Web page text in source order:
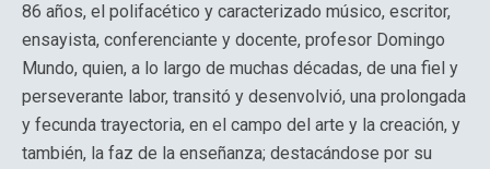
86 años, el polifacético y caracterizado músico, escritor,
ensayista, conferenciante y docente, profesor Domingo
Mundo, quien, a lo largo de muchas décadas, de una fiel y
perseverante labor, transitó y desenvolvió, una prolongada
y fecunda trayectoria, en el campo del arte y la creación, y
también, la faz de la enseñanza; destacándose por su